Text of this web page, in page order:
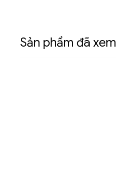
Sản phẩm đã xem